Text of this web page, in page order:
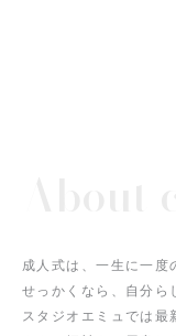
成人式は、一生に一度
せっかくなら、自分ら
スタジオエミュでは最